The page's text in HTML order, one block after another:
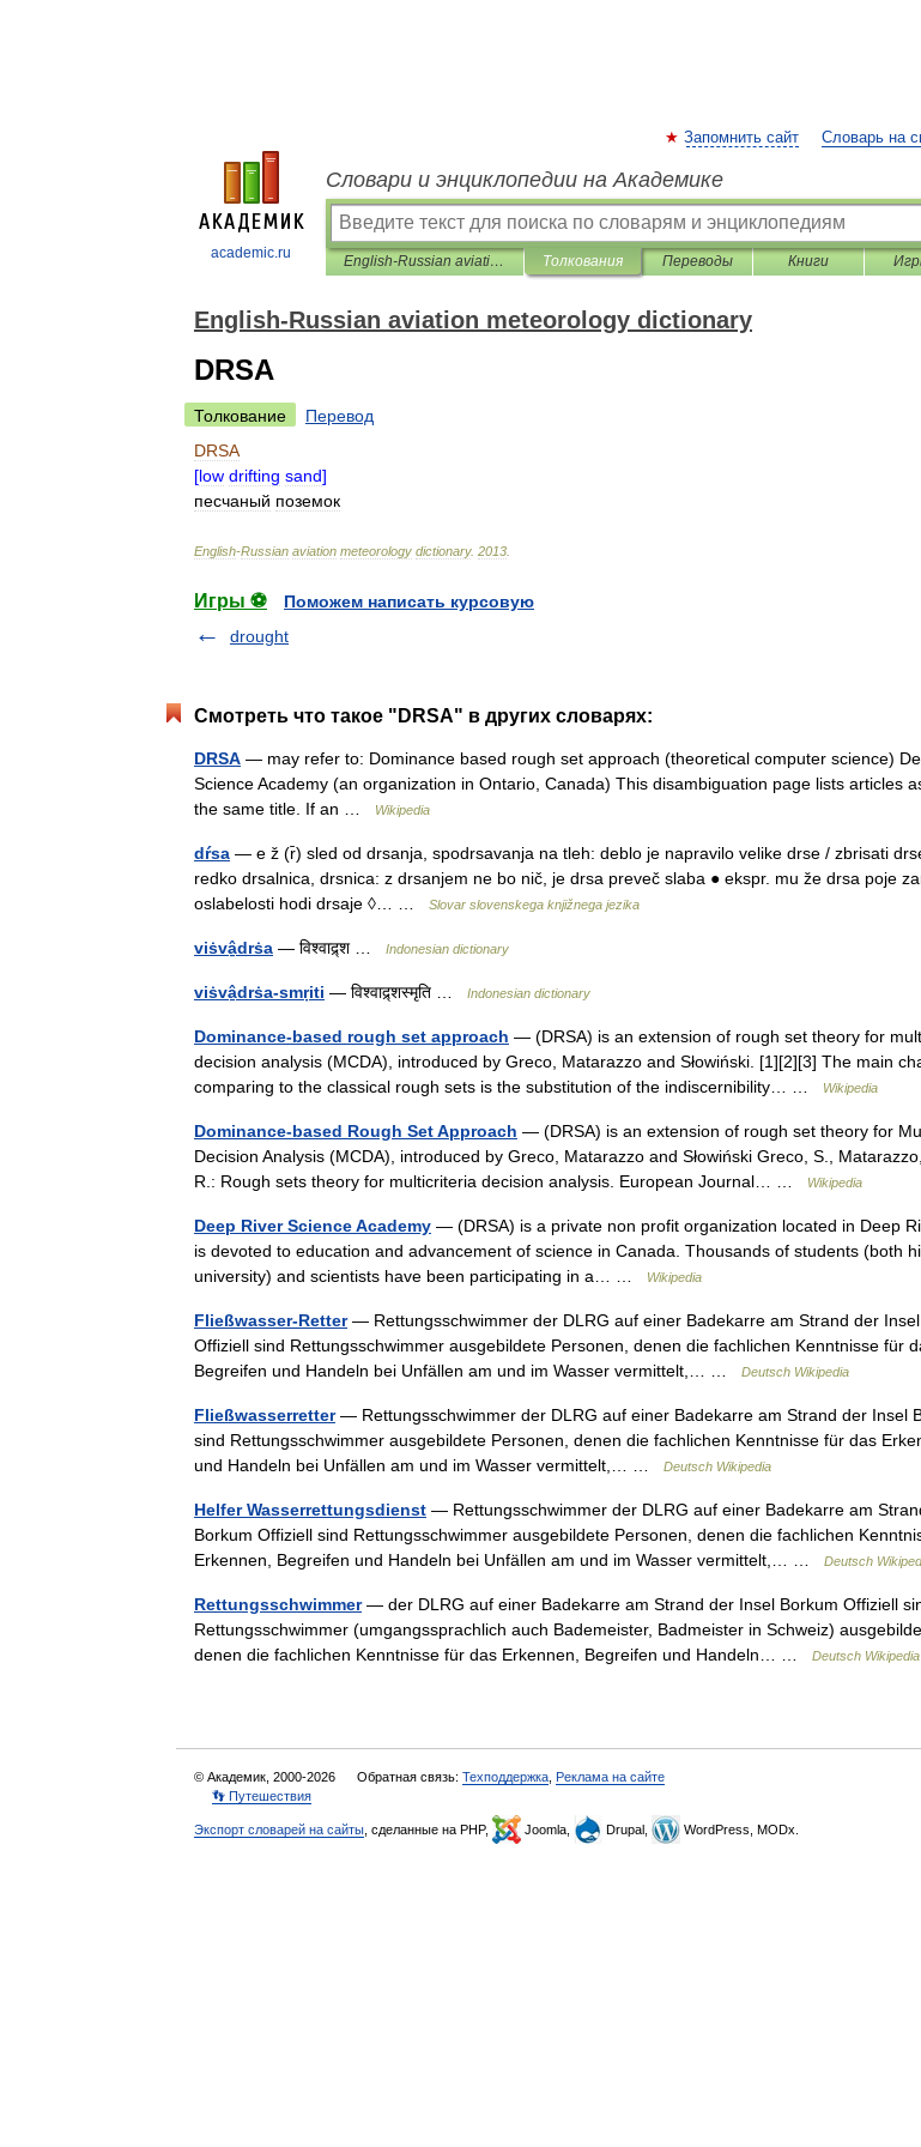
academic.ru
Запомнить сайт Словарь на
Словари и энциклопедии на Академике
English-Russian aviation meteorology dictionary Толкования Переводы Книги
English-Russian aviation meteorology dictionary
DRSA
Толкование
Перевод
DRSA
[low drifting sand]
песчаный поземок
English-Russian aviation meteorology dictionary. 2013
Игры ⚽
Поможем написать курсовую
drought
Смотреть что такое "DRSA" в других словарях:
DRSA — may refer to: Dominance based rough set approach (theoretical computer science)
Science Academy (an organization in Ontario, Canada) This disambiguation page lists articles
the same title. If an …
Wikipedia
dŕsa — e ž (r̄) sled od drsanja, spodrsavanja na tleh: deblo je napravilo velike drse / zbrisati
redko drsalnica, drsnica: z drsanjem ne bo nič, je drsa preveč slaba ● ekspr. mu že drsa poje
oslabelosti hodi drsaje ◊… …
Slovar slovenskega knjižnega jezika
viṡvâ̱drṡa — विश्वाद्र्श … Indonesian dictionary
viṡvâ̱drṡa-smṛiti — विश्वाद्र्शस्मृति … Indonesian dictionary
Dominance-based rough set approach — (DRSA) is an extension of rough set theory for
decision analysis (MCDA), introduced by Greco, Matarazzo and Słowiński. [1][2][3] The main
comparing to the classical rough sets is the substitution of the indiscernibility… …
Wikipedia
Dominance-based Rough Set Approach — (DRSA) is an extension of rough set theory for
Decision Analysis (MCDA), introduced by Greco, Matarazzo and Słowiński Greco, S., Matarazzo,
R.: Rough sets theory for multicriteria decision analysis. European Journal… …
Wikipedia
Deep River Science Academy — (DRSA) is a private non profit organization located in Deep
is devoted to education and advancement of science in Canada. Thousands of students (both
university) and scientists have been participating in a… …
Wikipedia
Fließwasser-Retter— Rettungsschwimmer der DLRG auf einer Badekarre am Strand der
Offiziell sind Rettungsschwimmer ausgebildete Personen, denen die fachlichen Kenntnisse für
Begreifen und Handeln bei Unfällen am und im Wasser vermittelt,… …
Deutsch Wikipedia
Fließwasserretter— Rettungsschwimmer der DLRG auf einer Badekarre am Strand der Insel
sind Rettungsschwimmer ausgebildete Personen, denen die fachlichen Kenntnisse für das
und Handeln bei Unfällen am und im Wasser vermittelt,… …
Deutsch Wikipedia
Helfer Wasserrettungsdienst — Rettungsschwimmer der DLRG auf einer Badekarre am
Borkum Offiziell sind Rettungsschwimmer ausgebildete Personen, denen die fachlichen
Erkennen, Begreifen und Handeln bei Unfällen am und im Wasser vermittelt,… …
Deutsch
Rettungsschwimmer— der DLRG auf einer Badekarre am Strand der Insel Borkum Offiziell
Rettungsschwimmer (umgangssprachlich auch Bademeister, Badmeister in Schweiz)
denen die fachlichen Kenntnisse für das Erkennen, Begreifen und Handeln… …
Deutsch Wikipedia
© Академик, 2000-2026 Обратная связь: Техподдержка Реклама на сайте
👣 Путешествия
Экспорт словарей на сайты , сделанные на PHP, Joomla, Drupal, WordPress, MODx.